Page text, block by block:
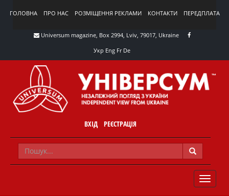
ГОЛОВНА ПРО НАС РОЗМІЩЕННЯ РЕКЛАМИ КОНТАКТИ ПЕРЕДПЛАТА
Universum magazine, Box 2994, Lviv, 79017, Ukraine
Укр Eng Fr De
ВХІД РЕЄСТРАЦІЯ
TOGGLE